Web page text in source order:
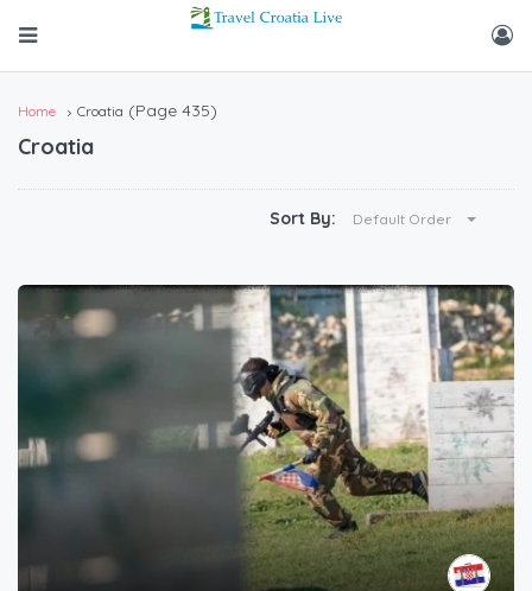
Home Croatia (Page 435)
Croatia
Sort By: Default Order